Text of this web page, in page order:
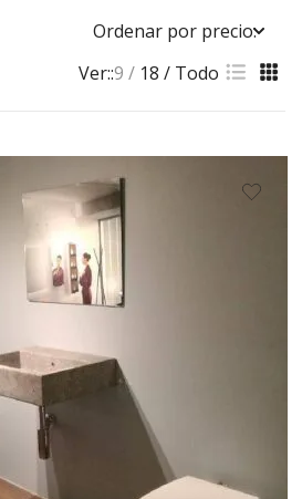
Ver::9 18 Todo